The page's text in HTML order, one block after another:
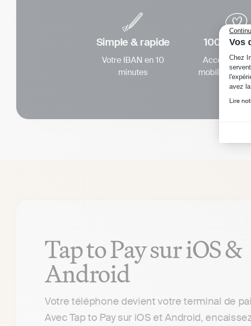
Vos
Chez
avez
Lire
Simple & rapide
Votre IBAN en 10
minutes
100% en
Accessible
mobile ou
Tap to Pay sur iOS &
Android
Votre téléphone devient votre terminal de
Avec Tap to Pay sur iOS et Android,